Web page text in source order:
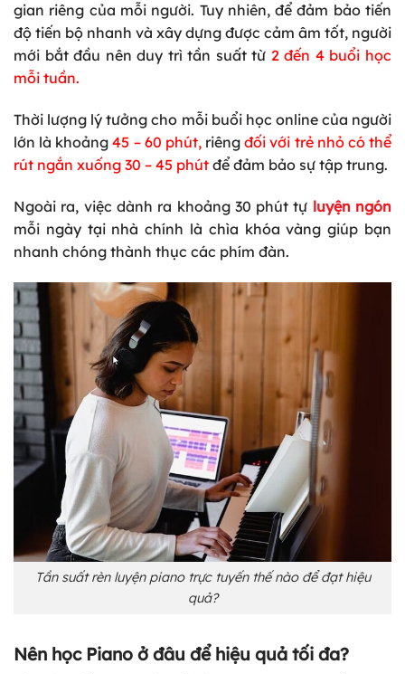
gian riêng của mỗi người. Tuy nhiên, để đảm bảo tiến
độ tiến bộ nhanh và xây dựng được cảm âm tốt, người
mới bắt đầu nên duy trì tần suất từ 2 đến 4 buổi học
mỗi tuần.
Thời lượng lý tưởng cho mỗi buổi học online của người
lớn là khoảng45 – 60 phút,riêngđối với trẻ nhỏ có thể
rút ngắn xuống 30 – 45 phút để đảm bảo sự tập trung.
Ngoài ra, việc dành ra khoảng 30 phút tự luyện ngón
mỗi ngày tại nhà chính là chìa khóa vàng giúp bạn
nhanh chóng thành thục các phím đàn.
Tần suất rèn luyện piano trực tuyến thế nào để đạt hiệu
quả?
Nên học Piano ở đâu để hiệu quả tối đa?